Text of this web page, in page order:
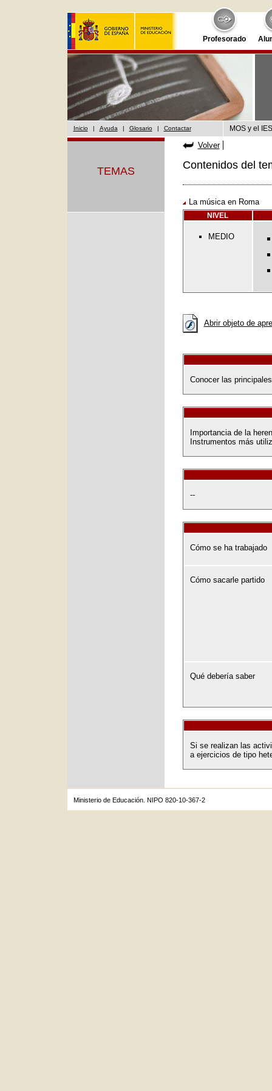
Profesorado
Inicio | Ayuda | Glosario | Contactar MOS y el
TEMAS
Volver
Contenidos del
La música en Roma
NIVEL
MEDIO
Abrir objeto de
Conocer las
Importancia de la
Instrumentos más
--
Cómo se ha trabajado
Cómo sacarle partido
Qué debería saber
Si se realizan las
a ejercicios de tipo
Ministerio de Educación. NIPO 820-10-367-2